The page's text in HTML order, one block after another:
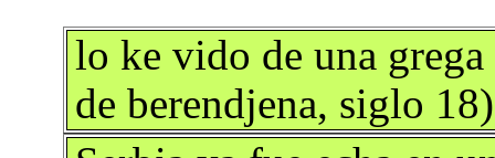
lo ke vido de una
de berendjena, siglo 18)